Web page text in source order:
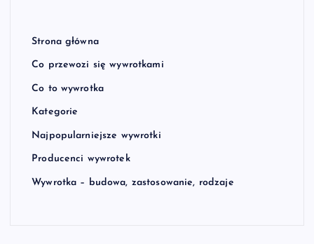
Strona główna
Co przewozi się wywrotkami
Co to wywrotka
Kategorie
Najpopularniejsze wywrotki
Producenci wywrotek
Wywrotka – budowa, zastosowanie, rodzaje